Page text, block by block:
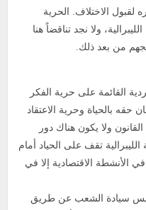
لقبول الاختلاف. الحرية
ولا نجد تناقضاً هنا
من بعد ذلك.
القائمة على حرية الفكر
حقه بالحياة وحرية الاعتقاد
ولا يكون هناك دور
الليبرالية تقف على الحياد أمام
الأنشطة الاقتصادية إلا في
سيادة الشعب عن طريق